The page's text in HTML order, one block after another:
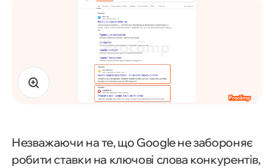
Незважаючи на те, що Google не забороняє
робити ставки на ключові слова конкурентів,